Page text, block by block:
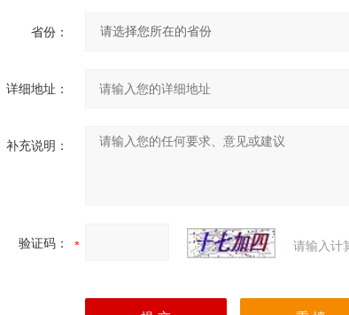
省份：
详细地址：
补充说明：
验证码： 请输入计